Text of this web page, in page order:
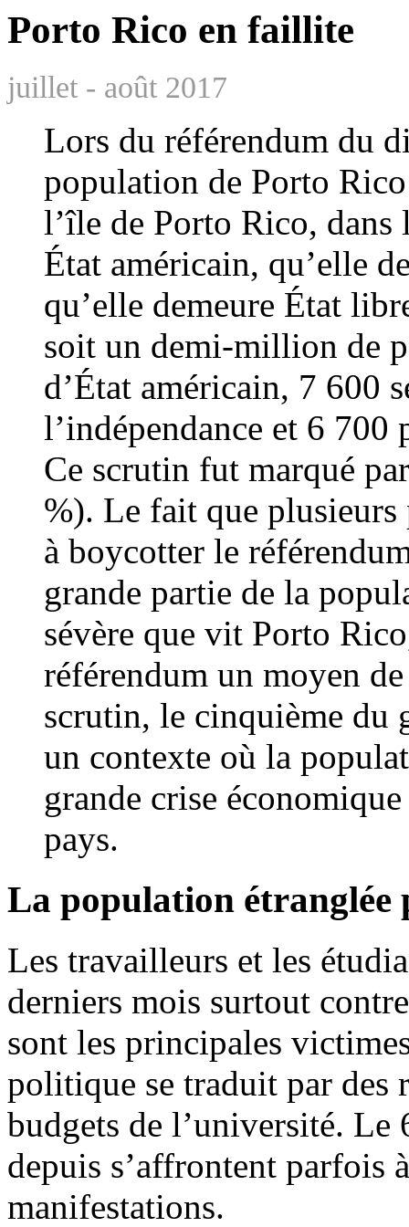
Porto Rico en faillite
juillet - août 2017
Lors du référendum du
population de Porto
l’île de Porto Rico, dans
État américain, qu’elle
qu’elle demeure État
soit un demi-million de
d’État américain, 7 600
l’indépendance et 6
Ce scrutin fut marqué
%). Le fait que
à boycotter le
grande partie de la
sévère que vit Porto
référendum un moyen
scrutin, le cinquième du
un contexte où la
grande crise
pays.
La population étranglée
Les travailleurs et les
derniers mois surtout
sont les principales
politique se traduit par des
budgets de l’université. Le
depuis s’affrontent parfois
manifestations.